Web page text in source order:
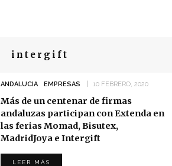
intergift
ANDALUCIA EMPRESAS 10 FEBRERO, 2020
Más de un centenar de firmas
andaluzas participan con Extenda en
las ferias Momad, Bisutex,
MadridJoya e Intergift
LEER MÁS